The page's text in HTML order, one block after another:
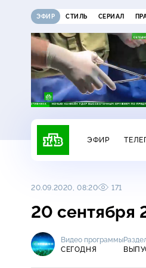
ЭФИР СТИЛЬ СЕРИАЛ
05:00
Сегодня
ЭФИР
20.09.2020, 08:20 171
20 сентября
Видео программы
СЕГОДНЯ